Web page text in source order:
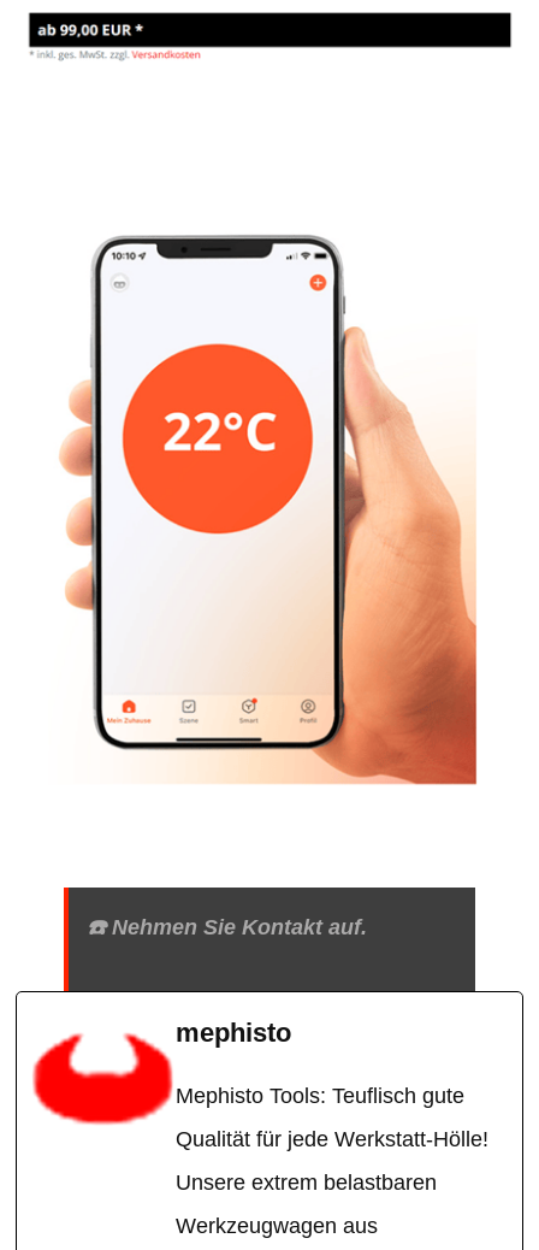
☎️ Nehmen Sie Kontakt auf.
mephisto
Mephisto Tools: Teuflisch gute
Qualität für jede Werkstatt-Hölle!
Unsere extrem belastbaren
Werkzeugwagen aus